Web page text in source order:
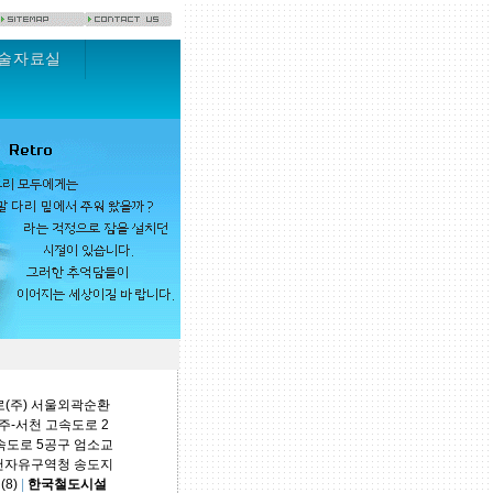
자료실
(주) 서울외곽순환
-서천 고속도로 2
도로 5공구 엄소교
자유구역청 송도지
| 한국철도시설